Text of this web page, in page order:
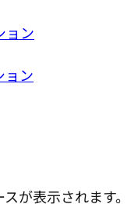
ョン
ョン
が表示されます。